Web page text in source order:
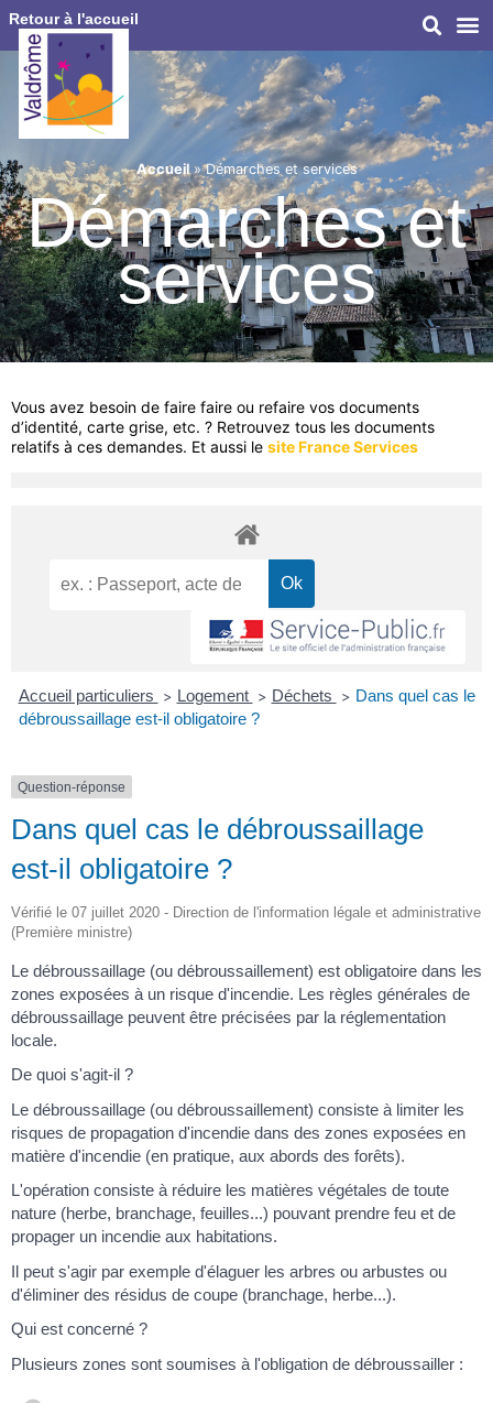
Retour à l'accueil
Accueil»Démarches et services
Démarches et
services
Vous avez besoin de faire faire ou refaire vos documents
d’identité, carte grise, etc. ? Retrouvez tous les documents
relatifs à ces demandes. Et aussi le site France Services
Accueil particuliers > Logement > Déchets > Dans quel cas le
débroussaillage est-il obligatoire ?
Question-réponse
Dans quel cas le débroussaillage
est-il obligatoire ?
Vérifié le 07 juillet 2020 - Direction de l'information légale et administrative
(Première ministre)
Le débroussaillage (ou débroussaillement) est obligatoire dans les
zones exposées à un risque d'incendie. Les règles générales de
débroussaillage peuvent être précisées par la réglementation
locale.
De quoi s'agit-il ?
Le débroussaillage (ou débroussaillement) consiste à limiter les
risques de propagation d'incendie dans des zones exposées en
matière d'incendie (en pratique, aux abords des forêts).
L'opération consiste à réduire les matières végétales de toute
nature (herbe, branchage, feuilles...) pouvant prendre feu et de
propager un incendie aux habitations.
Il peut s'agir par exemple d'élaguer les arbres ou arbustes ou
d'éliminer des résidus de coupe (branchage, herbe...).
Qui est concerné ?
Plusieurs zones sont soumises à l'obligation de débroussailler :